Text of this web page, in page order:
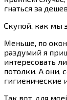
гнаться за
Скупой, как мы
Меньше, по
раздумий я
интересовать
потолки. А они,
гигиенические
Так вот, для